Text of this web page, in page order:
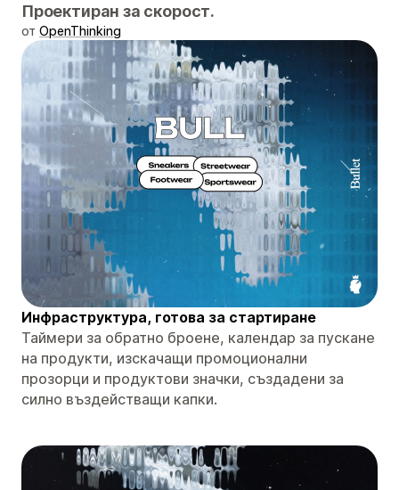
Проектиран за скорост.
от OpenThinking
Инфраструктура, готова за стартиране
Таймери за обратно броене, календар за пускане
на продукти, изскачащи промоционални
прозорци и продуктови значки, създадени за
силно въздействащи капки.